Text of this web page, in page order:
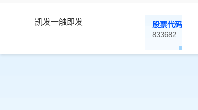
凯发一触即发
股票代码
833682